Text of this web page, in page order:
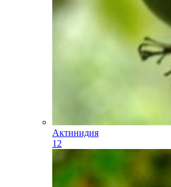
Актинидия
12